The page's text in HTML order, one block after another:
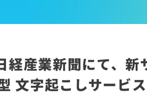
掲載
・セミナー
IR
株
IR
財
産業新聞にて、新
文字起こしサービス